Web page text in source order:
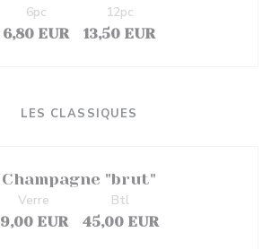
6,80 EUR
6pc
13,50 EUR
12pc
LES CLASSIQUES
Champagne "brut"
9,00 EUR
Verre
45,00 EUR
Btl